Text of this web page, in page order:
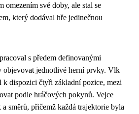
omezením své doby, ale stal se
který dodával hře jedinečnou
s předem definovanými
objevovat jednotlivé herní prvky. Vlk
k dispozici čtyři základní pozice, mezi
podle hráčových pokynů. Vejce
směrů, přičemž každá trajektorie byla